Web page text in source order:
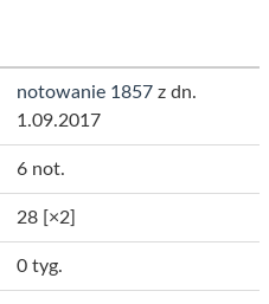
notowanie 1857 z dn.
1.09.2017
6 not.
28 [×2]
0 tyg.